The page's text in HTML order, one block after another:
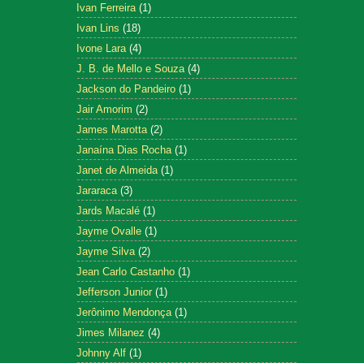
Ivan Ferreira (1)
Ivan Lins (18)
Ivone Lara (4)
J. B. de Mello e Souza (4)
Jackson do Pandeiro (1)
Jair Amorim (2)
James Marotta (2)
Janaína Dias Rocha (1)
Janet de Almeida (1)
Jararaca (3)
Jards Macalé (1)
Jayme Ovalle (1)
Jayme Silva (2)
Jean Carlo Castanho (1)
Jefferson Junior (1)
Jerônimo Mendonça (1)
Jimes Milanez (4)
Johnny Alf (1)